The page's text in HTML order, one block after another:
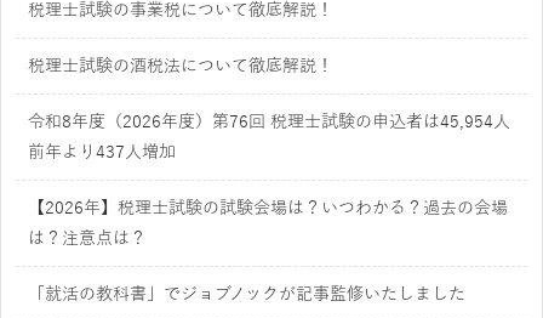
税理士試験の事業税について徹底解説！
税理士試験の酒税法について徹底解説！
令和8年度（2026年度）第76回 税理士試験の申込者は45,954人
前年より437人増加
【2026年】税理士試験の試験会場は？いつわかる？過去の会場
は？注意点は？
「就活の教科書」でジョブノックが記事監修いたしました